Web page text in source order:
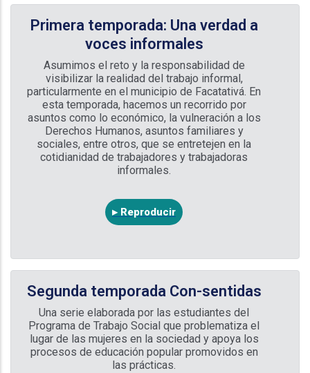
Primera temporada: Una verdad a
voces informales
Asumimos el reto y la responsabilidad de
visibilizar la realidad del trabajo informal,
particularmente en el municipio de Facatativá. En
esta temporada, hacemos un recorrido por
asuntos como lo económico, la vulneración a los
Derechos Humanos, asuntos familiares y
sociales, entre otros, que se entretejen en la
cotidianidad de trabajadores y trabajadoras
informales.
▸ Reproducir
Segunda temporada Con-sentidas
Una serie elaborada por las estudiantes del
Programa de Trabajo Social que problematiza el
lugar de las mujeres en la sociedad y apoya los
procesos de educación popular promovidos en
las prácticas.